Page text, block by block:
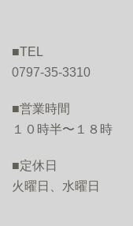
■TEL
0797-35-3310
■営業時間
１０時半〜１８時
■定休日
火曜日、水曜日